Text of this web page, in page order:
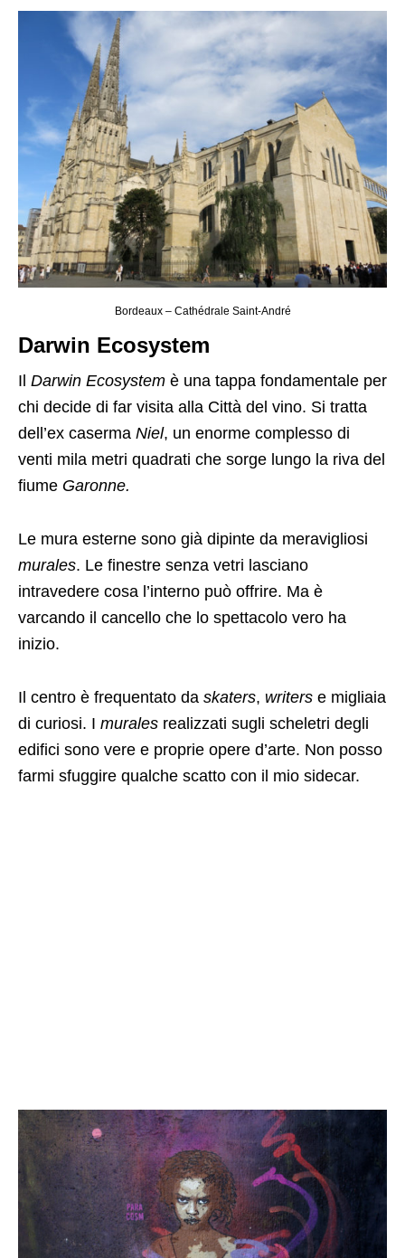
Bordeaux – Cathédrale Saint-André
Darwin Ecosystem
Il Darwin Ecosystem è una tappa fondamentale per
chi decide di far visita alla Città del vino. Si tratta
dell’ex caserma Niel, un enorme complesso di
venti mila metri quadrati che sorge lungo la riva del
fiume Garonne.
Le mura esterne sono già dipinte da meravigliosi
murales. Le finestre senza vetri lasciano
intravedere cosa l’interno può offrire. Ma è
varcando il cancello che lo spettacolo vero ha
inizio.
Il centro è frequentato da skaters, writers e migliaia
di curiosi. I murales realizzati sugli scheletri degli
edifici sono vere e proprie opere d’arte. Non posso
farmi sfuggire qualche scatto con il mio sidecar.